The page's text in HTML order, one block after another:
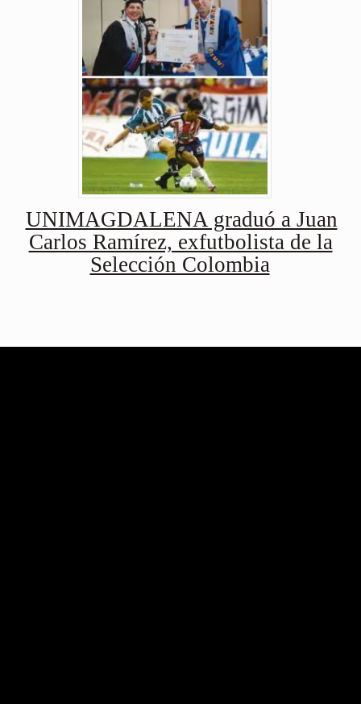
UNIMAGDALENA graduó a Juan
Carlos Ramírez, exfutbolista de la
Selección Colombia